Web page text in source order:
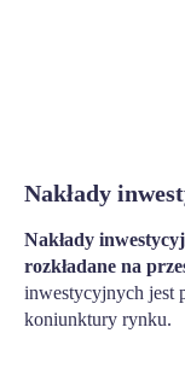
Nakłady
Nakłady
rozkładane na
inwestycyjnych jest
koniunktury rynku.